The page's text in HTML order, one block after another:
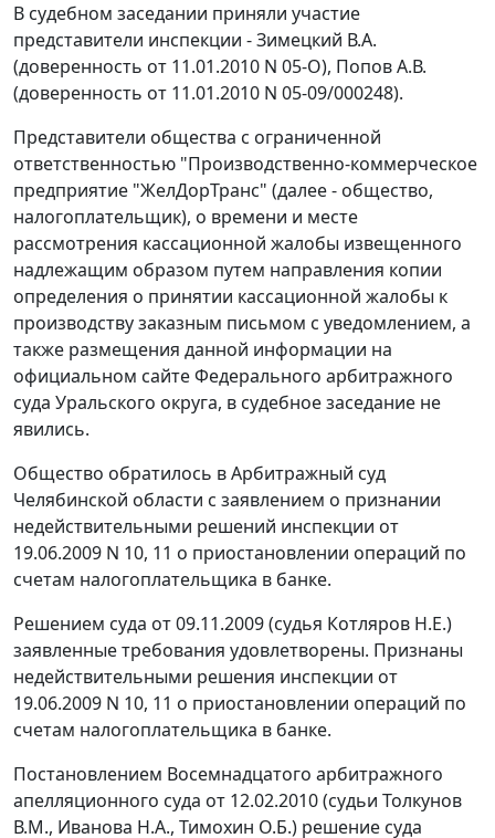
В судебном заседании приняли участие
представители инспекции - Зимецкий В.А.
(доверенность от 11.01.2010 N 05-О), Попов А.В.
(доверенность от 11.01.2010 N 05-09/000248).
Представители общества с ограниченной
ответственностью "Производственно-коммерческое
предприятие "ЖелДорТранс" (далее - общество,
налогоплательщик), о времени и месте
рассмотрения кассационной жалобы извещенного
надлежащим образом путем направления копии
определения о принятии кассационной жалобы к
производству заказным письмом с уведомлением, а
также размещения данной информации на
официальном сайтеФедерального арбитражного
суда Уральского округа, в судебное заседание не
явились.
Общество обратилось в Арбитражный суд
Челябинской области с заявлением о признании
недействительными решений инспекции от
19.06.2009 N 10, 11 о приостановлении операций по
счетам налогоплательщика в банке.
Решением суда от 09.11.2009 (судья Котляров Н.Е.)
заявленные требования удовлетворены. Признаны
недействительными решения инспекции от
19.06.2009 N 10, 11 о приостановлении операций по
счетам налогоплательщика в банке.
Постановлением Восемнадцатого арбитражного
апелляционного суда от 12.02.2010 (судьи Толкунов
В.М., Иванова Н.А., Тимохин О.Б.) решение суда